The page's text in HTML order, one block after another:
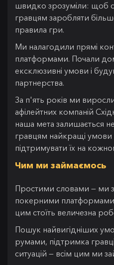
швидко зрозуміли: щоб
гравцям заробляти
правила гри.
Ми налагодили прямі
платформами. Почали
ексклюзивні умови і
партнерства.
За п'ять років ми
афілейтних компаній
наша мета залишається
гравцям найкращі умови
підтримувати їх на
Чим ми займаємось
Простими словами — ми
покерними
цим стоїть величезна
Пошук найвигідніших
румами, підтримка
ситуацій — всім цим ми